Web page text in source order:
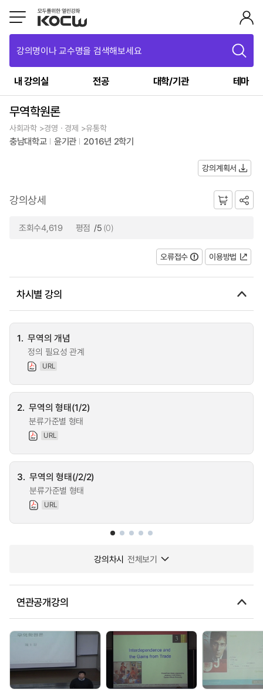
강의명이나 교수명을 검색해보세요
내 강의실 전공 대학/기관 테마
무역학원론
사회과학 >경영ㆍ경제 >유통학
충남대학교 윤기관 2016년 2학기
강의계획서
강의상세
조회수4,619 평점 /5 (0)
오류접수 이용방법
차시별 강의
1. 무역의 개념
정의 필요성 관계
URL
2. 무역의 형태(1/2)
분류가준별 형태
URL
3. 무역의 형태(/2/2)
분류가준별 형태
URL
강의차시 전체보기
연관공개강의